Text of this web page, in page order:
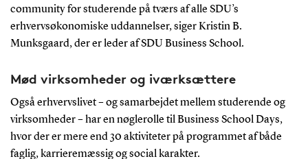
community for studerende på tværs af alle SDU’s
erhvervsøkonomiske uddannelser, siger Kristin B.
Munksgaard, der er leder af SDU Business School.
Mød virksomheder og iværksættere
Også erhvervslivet – og samarbejdet mellem studerende og
virksomheder – har en nøglerolle til Business School Days,
hvor der er mere end 30 aktiviteter på programmet af både
faglig, karrieremæssig og social karakter.